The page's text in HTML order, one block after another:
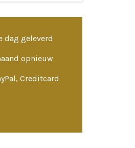
dag geleverd
opnieuw
Creditcard